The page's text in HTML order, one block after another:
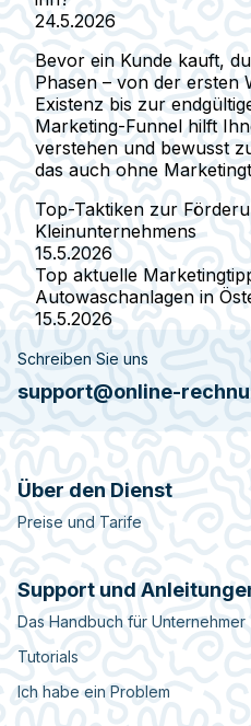
24.5.2026
Bevor ein Kunde kauft,
Phasen – von der ersten
Existenz bis zur
Marketing-Funnel hilft
verstehen und bewusst
das auch ohne
Top-Taktiken zur
Kleinunternehmens
15.5.2026
Top aktuelle
Autowaschanlagen in
15.5.2026
Schreiben Sie uns
support@online-
Über den Dienst
Preise und Tarife
Support und
Das Handbuch für Unternehmer
Tutorials
Ich habe ein Problem